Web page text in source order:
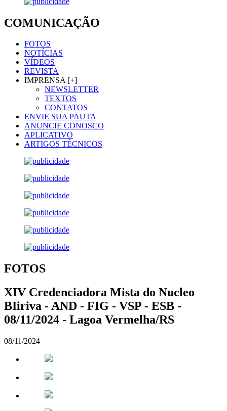
COMUNICAÇÃO
FOTOS
NOTÍCIAS
VÍDEOS
REVISTA
IMPRENSA [+]
NEWSLETTER
TEXTOS
CONTATOS
ENVIE SUA PAUTA
ANUNCIE CONOSCO
APLICATIVO
ARTIGOS TÉCNICOS
FOTOS
XIV Credenciadora Mista do Nucleo
BIiriva - AND - FIG - VSP - ESB -
08/11/2024 - Lagoa Vermelha/RS
08/11/2024